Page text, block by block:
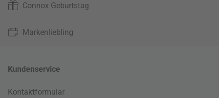
Connox Geburtstag
Markenliebling
Kundenservice
Kontaktformular